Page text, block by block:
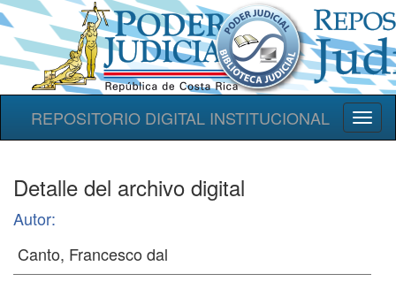
REPOSITORIO DIGITAL INSTITUCIONAL
Detalle del archivo digital
Autor: